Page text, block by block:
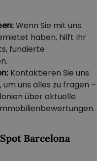
Wenn Sie mit uns
haben, hilft Ihr
fundierte
Kontaktieren Sie uns
uns alles zu fragen –
über aktuelle
Barcelona